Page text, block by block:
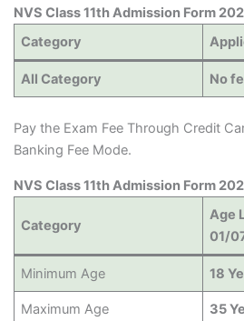
NVS Class 11th Admission Form
Category
All Category No
Pay the Exam Fee Through Credit
Banking Fee Mode.
NVS Class 11th Admission Form
Category
Age
01/
Minimum Age 18
Maximum Age 35